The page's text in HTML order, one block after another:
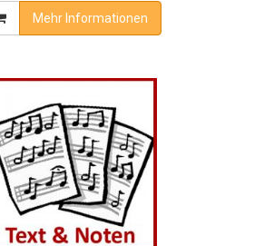
Mehr Informationen